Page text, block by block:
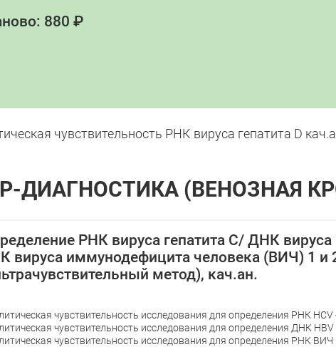
880 ₽
чувствительность РНК вируса гепатита D
ДИАГНОСТИКА (ВЕНОЗНАЯ
РНК вируса гепатита С/ ДНК вируса
вируса иммунодефицита человека (ВИЧ) 1 и
метод), кач.ан.
чувствительность исследования для определения РНК
чувствительность исследования для определения ДНК
чувствительность исследования для определения РНК ВИЧ